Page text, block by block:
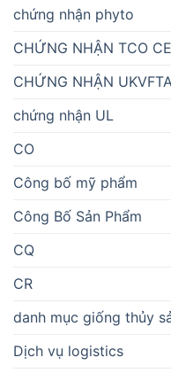
chứng nhận phyto
CHỨNG NHẬN TCO
CHỨNG NHẬN UKVFTA
chứng nhận UL
CO
Công bố mỹ phẩm
Công Bố Sản Phẩm
CQ
CR
danh mục giống thủy
Dịch vụ logistics